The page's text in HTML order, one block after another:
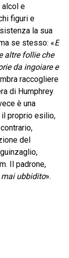
alcol e
figuri e
la sua
se stesso: «E
altre follie che
da ingoiare e
raccogliere
di Humphrey
è una
proprio esilio,
del
Il padrone,
ubbidito».